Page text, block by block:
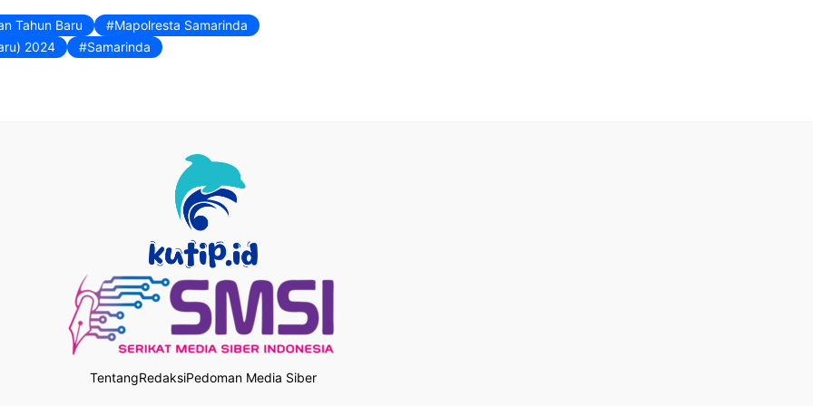
Tahun Baru
Mapolresta Samarinda
2024
Samarinda
TentangRedaksiPedoman Media Siber